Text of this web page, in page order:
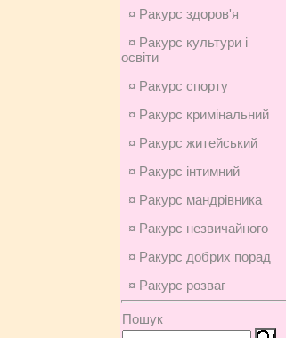
¤ Ракурс здоров'я
¤ Ракурс культури і
освіти
¤ Ракурс спорту
¤ Ракурс кримінальний
¤ Ракурс житейський
¤ Ракурс інтимний
¤ Ракурс мандрівника
¤ Ракурс незвичайного
¤ Ракурс добрих порад
¤ Ракурс розваг
Пошук